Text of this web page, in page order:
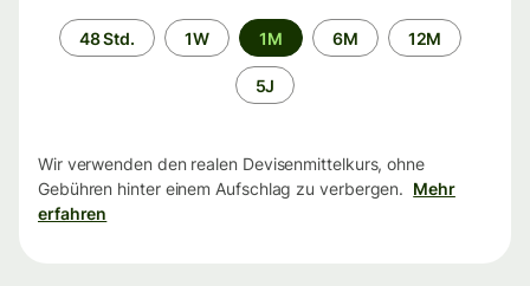
Zeitraum
48 Std. 1W 1M 6M 12M
5J
Wir verwenden den realen Devisenmittelkurs, ohne
Gebühren hinter einem Aufschlag zu verbergen. Mehr
erfahren